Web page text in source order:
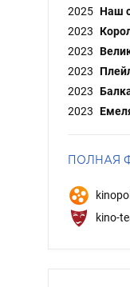
2025 Наш
2023
2023
2023
2023
2023
ПОЛНАЯ
kino-